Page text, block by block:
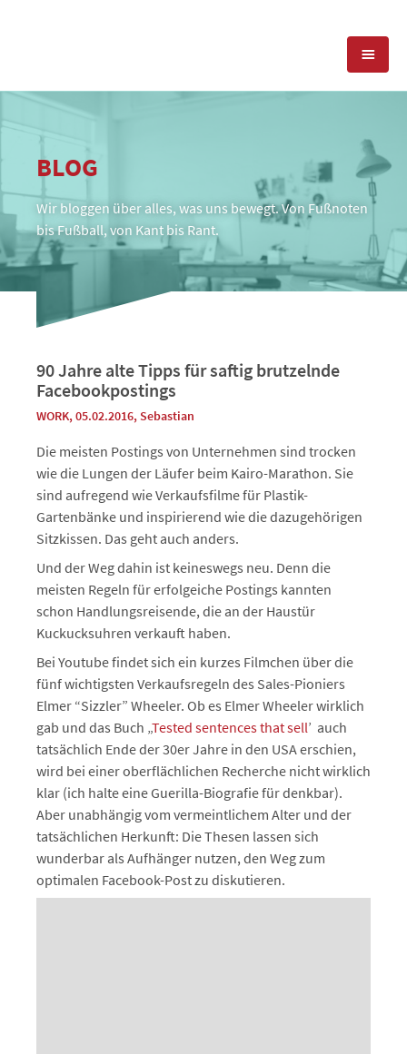
SOCIAL MEDIA
POSITIONIERUNG
REFERENZEN
TEAM
PRESSESERVICE
BLOG
BLOG
Wir bloggen über alles, was uns bewegt. Von Fußnoten
bis Fußball, von Kant bis Rant.
90 Jahre alte Tipps für saftig brutzelnde
Facebookpostings
WORK, 05.02.2016, Sebastian
Die meisten Postings von Unternehmen sind trocken
wie die Lungen der Läufer beim Kairo-Marathon. Sie
sind aufregend wie Verkaufsfilme für Plastik-
Gartenbänke und inspirierend wie die dazugehörigen
Sitzkissen. Das geht auch anders.
Und der Weg dahin ist keineswegs neu. Denn die
meisten Regeln für erfolgeiche Postings kannten
schon Handlungsreisende, die an der Haustür
Kuckucksuhren verkauft haben.
Bei Youtube findet sich ein kurzes Filmchen über die
fünf wichtigsten Verkaufsregeln des Sales-Pioniers
Elmer “Sizzler” Wheeler. Ob es Elmer Wheeler wirklich
gab und das Buch „Tested sentences that sell’ auch
tatsächlich Ende der 30er Jahre in den USA erschien,
wird bei einer oberflächlichen Recherche nicht wirklich
klar (ich halte eine Guerilla-Biografie für denkbar).
Aber unabhängig vom vermeintlichem Alter und der
tatsächlichen Herkunft: Die Thesen lassen sich
wunderbar als Aufhänger nutzen, den Weg zum
optimalen Facebook-Post zu diskutieren.